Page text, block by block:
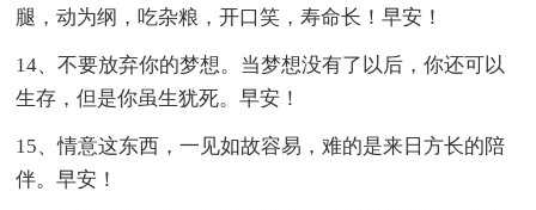
腿，动为纲，吃杂粮，开口笑，寿命长！早安！
14、不要放弃你的梦想。当梦想没有了以后，你还可以
生存，但是你虽生犹死。早安！
15、情意这东西，一见如故容易，难的是来日方长的陪
伴。早安！